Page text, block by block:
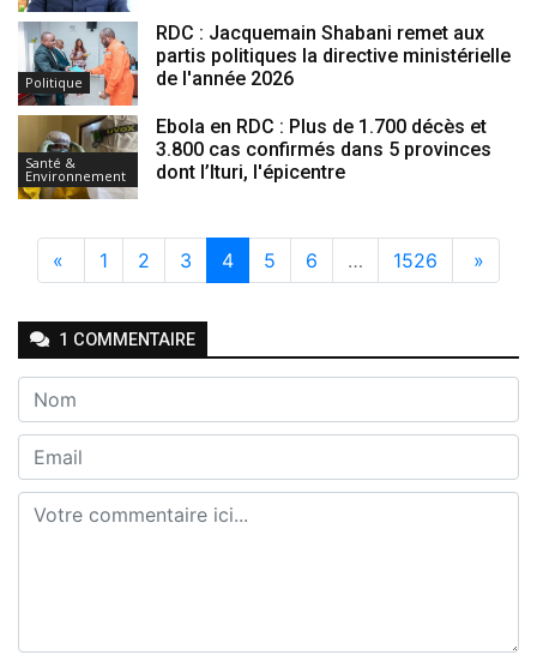
Politique
RDC : Jacquemain Shabani remet aux
partis politiques la directive ministérielle
de l'année 2026
Santé &
Environnement
Ebola en RDC : Plus de 1.700 décès et
3.800 cas confirmés dans 5 provinces
dont l’Ituri, l'épicentre
« 1 2 3 4 5 6 … 1526 »
1 COMMENTAIRE